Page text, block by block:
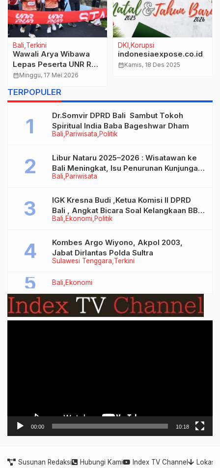
Bali Terkini
Wawali Arya Wibawa
Lepas Peserta UNR RUN
2026, Semarakkan Dies
Universitas Ngurah Rai.
calendar_monthMinggu, 17 Mei 2026
DKI Korupsi
indonesiaexpose.co.id
calendar_monthKamis, 18 Des 2025
TERPOPULER
Bali Pariwisata Politik
Dr.Somvir DPRD Bali Sambut Tokoh
Spiritual India Baba Bageshwar Dham
Bali Pariwisata
Libur Nataru 2025–2026 : Wisatawan ke
Bali Meningkat, Isu Penurunan Kunjungan
Tidak Benar
Bali Ekonomi Politik
IGK Kresna Budi ,Ketua Komisi II DPRD
Bali , Angkat Bicara Soal Kelangkaan BBM
Bersubsidi Jenis Solar
Sulawesi Tenggara Terkini
Kombes Argo Wiyono, Akpol 2003,
Jabat Dirlantas Polda Sultra
Bali Ekonomi
00:00 10:18
Susunan Redaksi Hubungi Kami Index TV Channel Lokasi